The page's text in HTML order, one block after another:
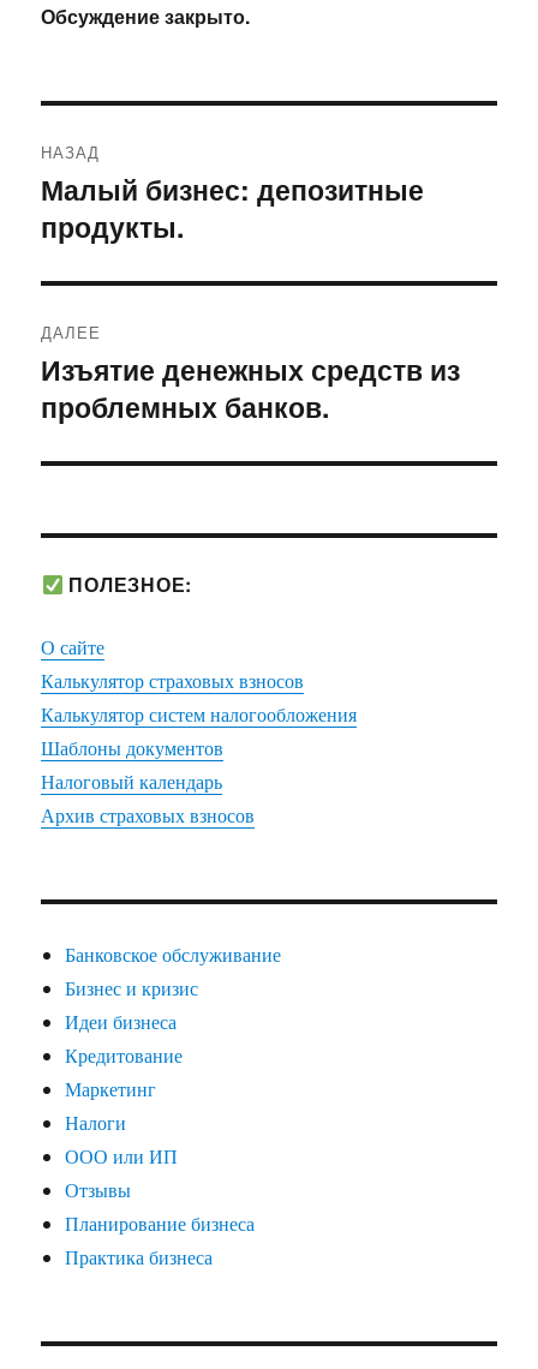
Обсуждение закрыто.
по
записям
НАЗАД
Предыдущая
запись:
Малый бизнес: депозитные
продукты.
ДАЛЕЕ
Следующая
запись:
Изъятие денежных средств из
проблемных банков.
ПОЛЕЗНОЕ:
О сайте
Калькулятор страховых взносов
Калькулятор систем налогообложения
Шаблоны документов
Налоговый календарь
Архив страховых взносов
Банковское обслуживание
Бизнес и кризис
Идеи бизнеса
Кредитование
Маркетинг
Налоги
ООО или ИП
Отзывы
Планирование бизнеса
Практика бизнеса